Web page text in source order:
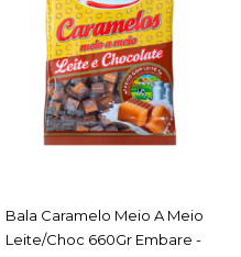
COMPARAR
LISTA DE DESEJO
400Gr Arcor - Pacote
ACESSAR
Bala Caramelo Meio A Meio
Leite/Choc 660Gr Embare -